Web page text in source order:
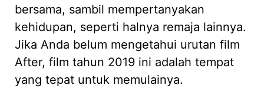
bersama, sambil mempertanyakan
kehidupan, seperti halnya remaja lainnya.
Jika Anda belum mengetahui urutan film
After, film tahun 2019 ini adalah tempat
yang tepat untuk memulainya.